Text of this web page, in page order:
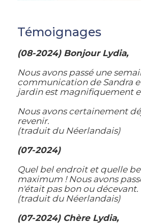
Témoignages
(08-2024) Bonjour Lydia,
Nous avons passé une
communication de Sandra
jardin est magnifiquement
Nous avons certainement
revenir.
(traduit du Néerlandais)
(07-2024)
Quel bel endroit et quelle
maximum ! Nous avons
n'était pas bon ou
(traduit du Néerlandais)
(07-2024) Chère Lydia,